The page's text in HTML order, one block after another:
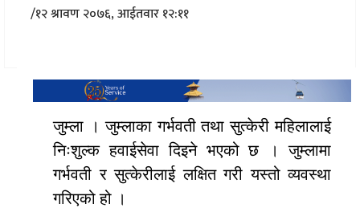
/१२ श्रावण २०७६, आईतवार १२:११
जुम्ला । जुम्लाका गर्भवती तथा सुत्केरी महिलालाई
निःशुल्क हवाईसेवा दिइने भएको छ । जुम्लामा
गर्भवती र सुत्केरीलाई लक्षित गरी यस्तो व्यवस्था
गरिएको हो ।